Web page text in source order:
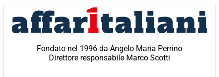
contenuto
Fondato nel 1996 da Angelo Maria Perrino
Direttore responsabile Marco Scotti